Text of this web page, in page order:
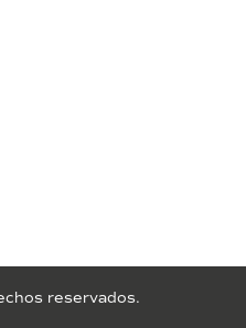
reservados.